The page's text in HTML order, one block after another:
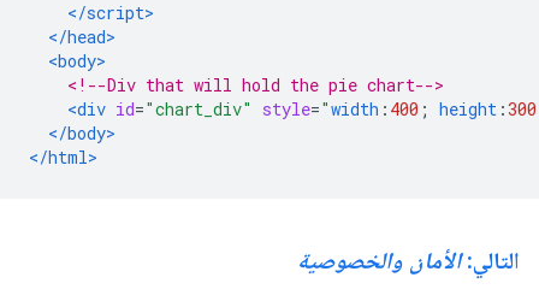
</script>
</head>
<body>
<!--Div that will hold the pie chart-->
<div id="chart_div" style="width : 400 ; height :300
</body>
</html>
التالي:الأمان والخصوصية